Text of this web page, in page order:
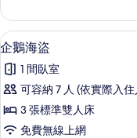
有
相
片
蜜
蜂
的
情
顯
示
企
鵝
海
6
企鵝海盜
1 間臥室
可容納 7 人 (依實際入
3 張標準雙人床
免費無線上網